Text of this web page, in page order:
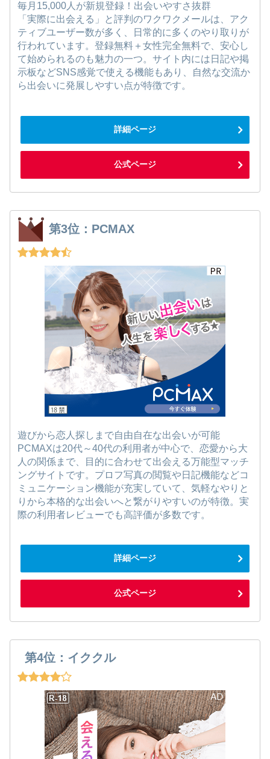
毎月15,000人が新規登録！出会いやすさ抜群
「実際に出会える」と評判のワクワクメールは、アク
ティブユーザー数が多く、日常的に多くのやり取りが
行われています。登録無料＋女性完全無料で、安心し
て始められるのも魅力の一つ。サイト内には日記や掲
示板などSNS感覚で使える機能もあり、自然な交流か
ら出会いに発展しやすい点が特徴です。
詳細ページ
公式ページ
第3位：PCMAX
遊びから恋人探しまで自由自在な出会いが可能
PCMAXは20代～40代の利用者が中心で、恋愛から大
人の関係まで、目的に合わせて出会える万能型マッチ
ングサイトです。プロフ写真の閲覧や日記機能などコ
ミュニケーション機能が充実していて、気軽なやりと
りから本格的な出会いへと繋がりやすいのが特徴。実
際の利用者レビューでも高評価が多数です。
詳細ページ
公式ページ
第4位：イククル